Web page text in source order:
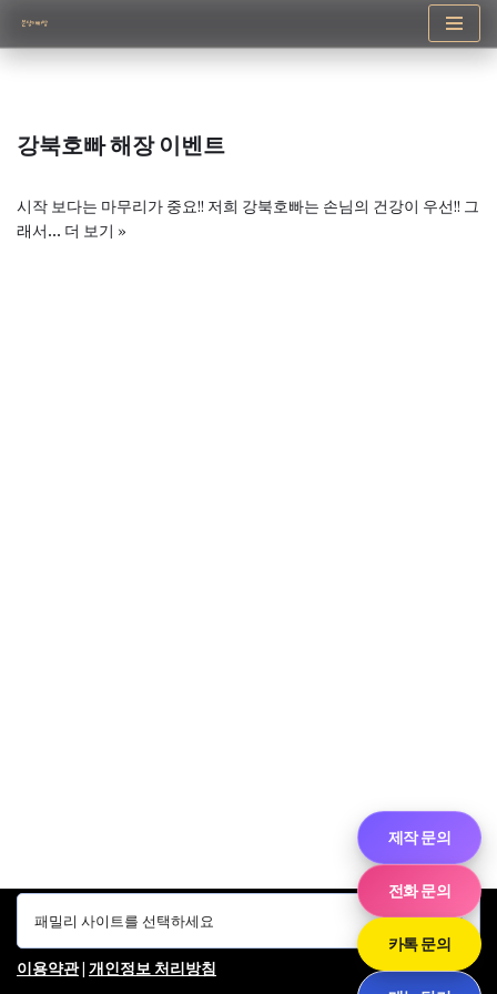
콘
로
건
뛰
기
강북호빠 해장 이벤트
시작 보다는 마무리가 중요!! 저희 강북호빠는 손님의 건강이 우선!! 그
래서… 더 보기 »
이용약관| 개인정보 처리방침
제작 문의
전화 문의
카톡 문의